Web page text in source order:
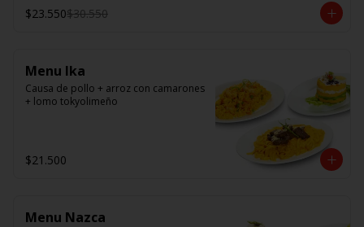
panko/ camarón, queso crema, en
panko.
$23.550$30.550
Menu Ika
Causa de pollo + arroz con camarones
+ lomo tokyolimeño
$21.500
Menu Nazca